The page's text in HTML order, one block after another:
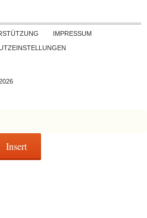
Skip to contentIMPRESSUM
Insert